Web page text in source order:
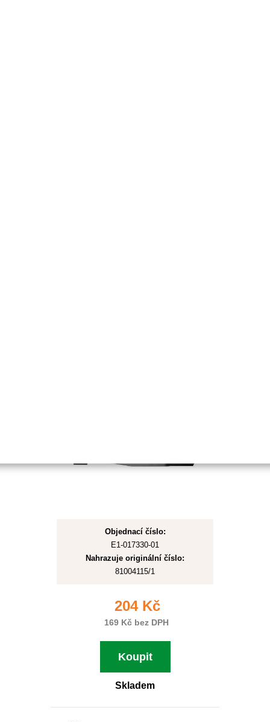
Objednací číslo:
E1-017330-01
Nahrazuje originální číslo:
81004115/1
204 Kč
169 Kč bez DPH
Koupit
Skladem